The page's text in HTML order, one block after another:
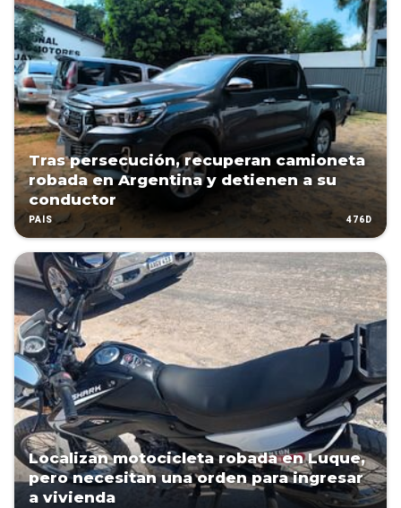
Tras persecución, recuperan camioneta
robada en Argentina y detienen a su
conductor
PAÍS 476D
Localizan motocicleta robada en Luque,
pero necesitan una orden para ingresar
a vivienda